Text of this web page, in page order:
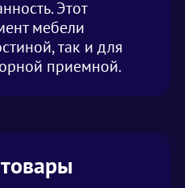
Этот
мебели
так и для
приемной.